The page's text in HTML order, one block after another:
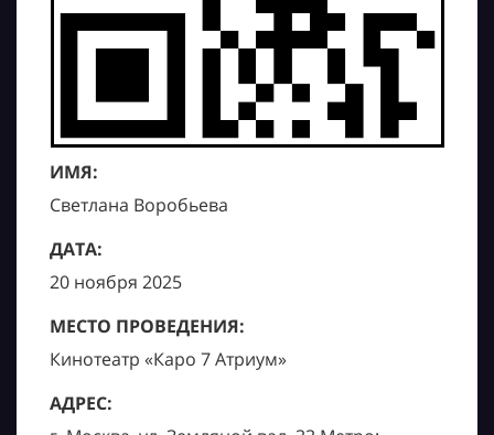
ИМЯ:
Светлана Воробьева
ДАТА:
20 ноября 2025
МЕСТО ПРОВЕДЕНИЯ:
Кинотеатр «Каро 7 Атриум»
АДРЕС: